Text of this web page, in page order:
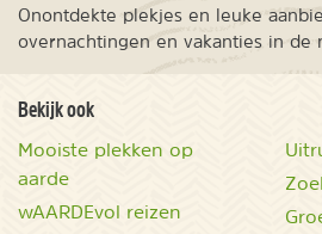
Onontdekte plekjes en leuke
overnachtingen en vakanties in de
Bekijk ook
Mooiste plekken op
aarde
wAARDEvol reizen